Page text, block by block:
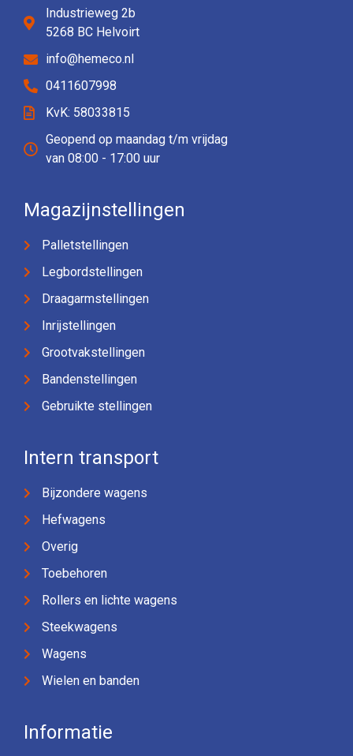
Industrieweg 2b
5268 BC Helvoirt
info@hemeco.nl
0411607998
KvK: 58033815
Geopend op maandag t/m vrijdag
van 08:00 - 17:00 uur
Magazijnstellingen
Palletstellingen
Legbordstellingen
Draagarmstellingen
Inrijstellingen
Grootvakstellingen
Bandenstellingen
Gebruikte stellingen
Intern transport
Bijzondere wagens
Hefwagens
Overig
Toebehoren
Rollers en lichte wagens
Steekwagens
Wagens
Wielen en banden
Informatie